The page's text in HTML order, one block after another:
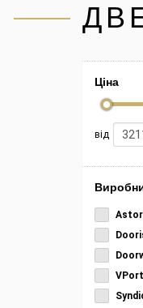
Ціна
від